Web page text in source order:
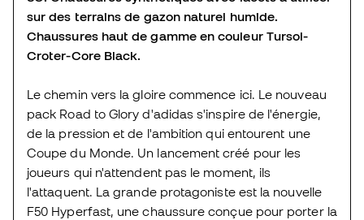
sur des terrains de gazon naturel humide.
Chaussures haut de gamme en couleur Tursol-
Croter-Core Black.
Le chemin vers la gloire commence ici. Le nouveau
pack Road to Glory d'adidas s'inspire de l'énergie,
de la pression et de l'ambition qui entourent une
Coupe du Monde. Un lancement créé pour les
joueurs qui n'attendent pas le moment, ils
l'attaquent. La grande protagoniste est la nouvelle
F50 Hyperfast, une chaussure conçue pour porter la